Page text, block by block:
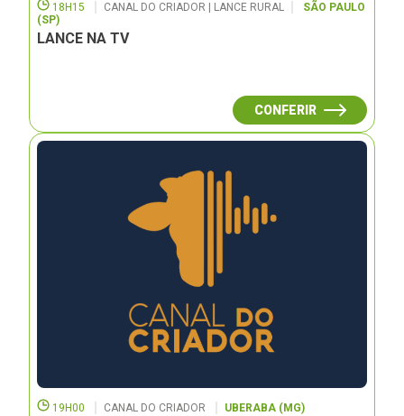
18H15 CANAL DO CRIADOR | LANCE RURAL
SÃO PAULO
(SP)
LANCE NA TV
CONFERIR
19H00 CANAL DO CRIADOR UBERABA (MG)